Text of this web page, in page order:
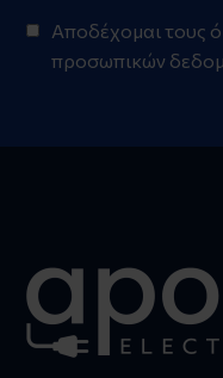
Αποδέχομαι τους
προσωπικών